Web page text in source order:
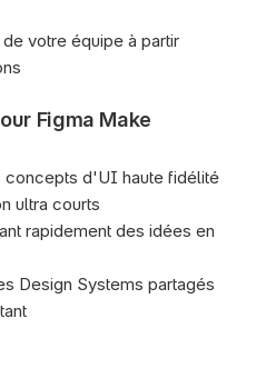
votre équipe à partir
Figma Make
concepts d'UI haute fidélité
ultra courts
rapidement des idées en
Design Systems partagés